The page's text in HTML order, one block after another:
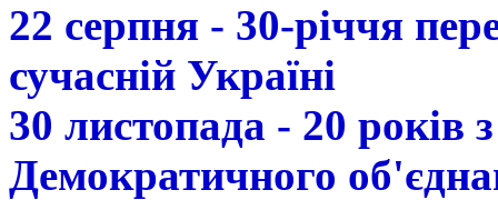
22 серпня - 30-річчя
сучасній Україні
30 листопада - 20 років
Демократичного